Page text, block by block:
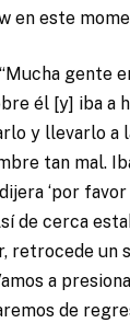
en este
gente
él [y] iba a
y llevarlo a
tan mal.
‘por favor
de cerca
retrocede un
a
de